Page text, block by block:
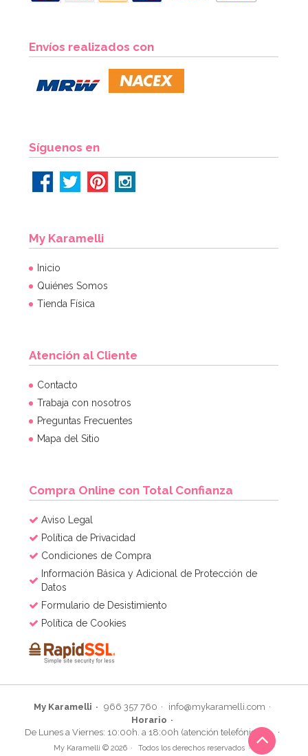
3,00€
Envíos realizados con
Síguenos en
My Karamelli
Inicio
Quiénes Somos
Tienda Física
Atención al Cliente
Contacto
Trabaja con nosotros
Preguntas Frecuentes
Mapa del Sitio
Compra Online con Total Confianza
Aviso Legal
Política de Privacidad
Condiciones de Compra
Información Básica y Adicional de Protección de
Datos
Formulario de Desistimiento
Política de Cookies
My Karamelli 966 357 760
info@mykaramelli.com
Horario
De Lunes a Viernes: 10:00h. a 18:00h (atención telefónica)
My Karamelli © 2026 Todos los derechos reservados